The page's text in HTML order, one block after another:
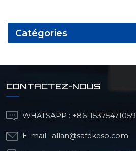
Catégories
CONTACTEZ-NOUS
WHATSAPP : +86-15375471059
E-mail : allan@safekeso.com